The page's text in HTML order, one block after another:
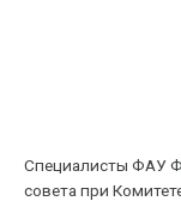
Специалисты ФАУ
совета при